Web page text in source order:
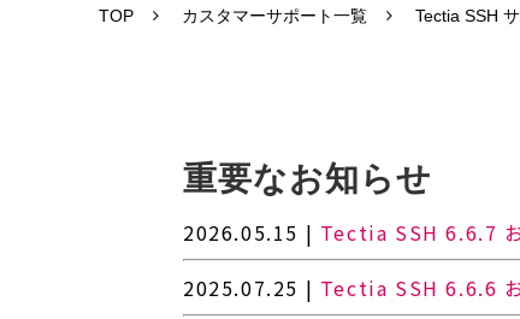
TOP カスタマーサポート一覧 Tectia SSH
重要なお知らせ
2026.05.15 | Tectia SSH 6.6.7
2025.07.25 | Tectia SSH 6.6.6